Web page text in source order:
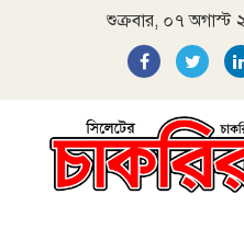
শুক্রবার, ০৭ অগাস্ট